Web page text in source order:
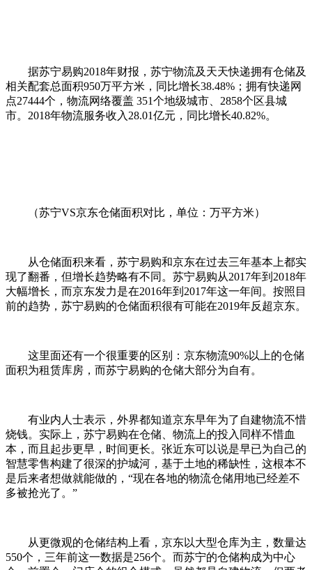
据苏宁易购2018年财报，苏宁物流及天天快递拥有仓储及
相关配套总面积950万平方米，同比增长38.48%；拥有快递网
点27444个，物流网络覆盖 351个地级城市、2858个区县城
市。2018年物流服务收入28.01亿元，同比增长40.82%。
（苏宁VS京东仓储面积对比，单位：万平方米）
从仓储面积来看，苏宁易购和京东在过去三年基本上都实
现了翻番，但增长趋势略有不同。苏宁易购从2017年到2018年
大幅增长，而京东发力是在2016年到2017年这一年间。按照目
前的趋势，苏宁易购的仓储面积很有可能在2019年反超京东。
这里面还有一个很重要的区别：京东物流90%以上的仓储
面积为租赁库房，而苏宁易购的仓储大部分为自有。
有业内人士表示，外界都知道京东早年为了自建物流不惜
烧钱。实际上，苏宁易购在仓储、物流上的投入同样不惜血
本，而且起步更早，时间更长。张近东可以说是早已为自己的
智慧零售构建了很深的护城河，基于土地的稀缺性，这根本不
是后来者想做就能做的，“现在各地的物流仓储用地已经差不
多被抢光了。”
从更微观的仓储结构上看，京东以大型仓库为主，数量达
550个，三年前这一数据是256个。而苏宁的仓储构成为中心